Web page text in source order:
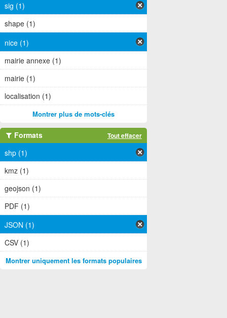
sig (1)
shape (1)
nice (1)
mairie annexe (1)
mairie (1)
localisation (1)
Montrer plus de mots-clés
Formats Tout effacer
shp (1)
kmz (1)
geojson (1)
PDF (1)
JSON (1)
CSV (1)
Montrer uniquement les formats populaires